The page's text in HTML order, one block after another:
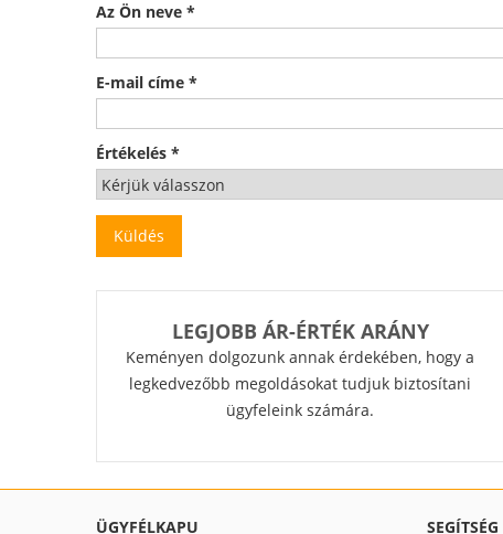
Az Ön neve *
E-mail címe *
Értékelés *
LEGJOBB ÁR-ÉRTÉK ARÁNY
Keményen dolgozunk annak érdekében, hogy a
legkedvezőbb megoldásokat tudjuk biztosítani
ügyfeleink számára.
ÜGYFÉLKAPU SEGÍTSÉG